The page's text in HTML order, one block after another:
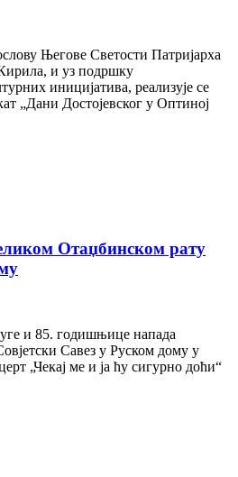
Његове Светости Патријарха
и уз подршку
иницијатива, реализује се
„Дани Достојевског у Оптиној
Отаџбинском рату
и 85. годишњице напада
Савез у Руском дому у
„Чекај ме и ја ћу сигурно доћи“